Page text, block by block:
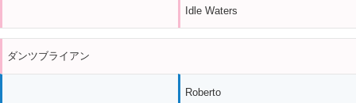
Idle Waters
ダンツブライアン
Roberto